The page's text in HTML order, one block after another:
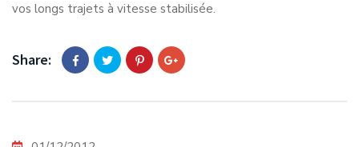
vos longs trajets à vitesse stabilisée.
Share: